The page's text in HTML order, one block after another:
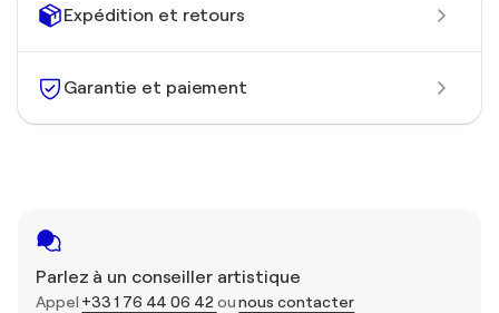
Expédition et retours
Garantie et paiement
Parlez à un conseiller artistique
Appel +33 1 76 44 06 42 ounous contacter